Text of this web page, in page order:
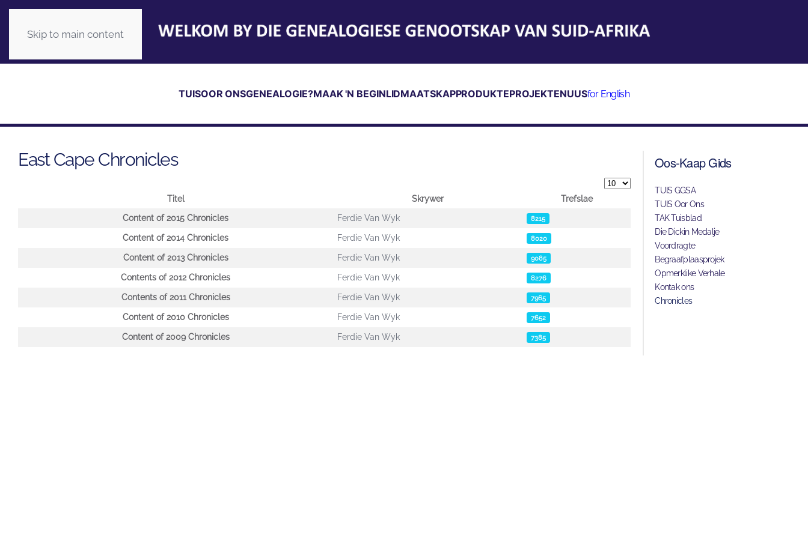
Skip to main content
TUISOOR ONSGENEALOGIE?MAAK 'N BEGINLIDMAATSKAPPRODUKTEPROJEKTENUUSfor English
East Cape Chronicles
Vertoon #
Titel Skrywer
Trefslae
Content of 2015 Chronicles
Ferdie Van Wyk 8215
Content of 2014 Chronicles Ferdie Van Wyk 8020
Content of 2013 Chronicles Ferdie Van Wyk 9085
Contents of 2012 Chronicles Ferdie Van Wyk 8276
Contents of 2011 Chronicles Ferdie Van Wyk 7965
Content of 2010 Chronicles Ferdie Van Wyk 7652
Content of 2009 Chronicles Ferdie Van Wyk 7385
Oos-Kaap Gids
TUIS GGSA
TUIS Oor Ons
TAK Tuisblad
Die Dickin Medalje
Voordragte
Begraafplaasprojek
Opmerklike Verhale
Kontak ons
Chronicles